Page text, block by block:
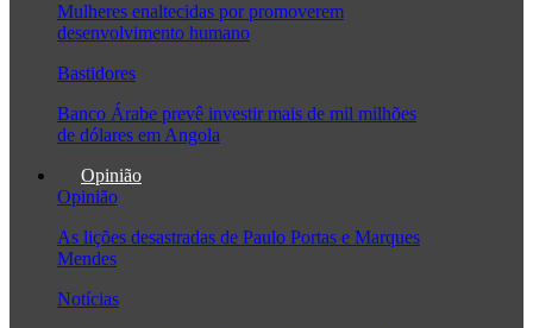
Mulheres enaltecidas por promoverem
desenvolvimento humano
Bastidores
Banco Árabe prevê investir mais de mil milhões
de dólares em Angola
Opinião
Opinião
As lições desastradas de Paulo Portas e Marques
Mendes
Notícias